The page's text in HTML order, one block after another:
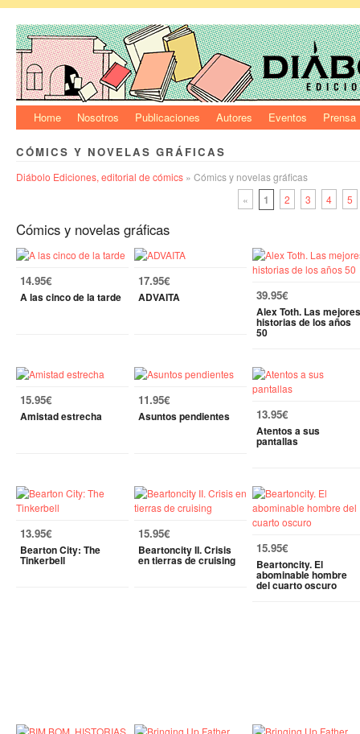
Home Nosotros Publicaciones Autores Eventos Prensa
CÓMICS Y NOVELAS GRÁFICAS
Diábolo Ediciones, editorial de cómics » Cómics y novelas gráficas
«
1 2 3 4 5
Cómics y novelas gráficas
14.95€
A las cinco de la tarde
17.95€
ADVAITA 39.95€
Alex Toth. Las mejores
historias de los años
50
15.95€
Amistad estrecha
11.95€
Asuntos pendientes 13.95€
Atentos a sus
pantallas
13.95€
Bearton City: The
Tinkerbell
15.95€
Beartoncity II. Crisis
en tierras de cruising
15.95€
Beartoncity. El
abominable hombre
del cuarto oscuro